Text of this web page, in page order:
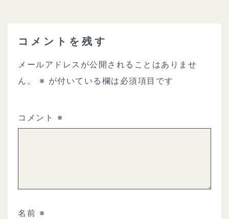
コメントを残す
メールアドレスが公開されることはありませ
ん。
※ が付いている欄は必須項目です
コメント ※
名前 ※